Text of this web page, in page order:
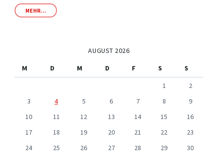
MEHR...
AUGUST 2026
M
D M D F S
S
1
2
3
4 5 6 7 8
9
10
11 12 13 14 15
16
17
18 19 20 21 22
23
24
25 26 27 28 29
30